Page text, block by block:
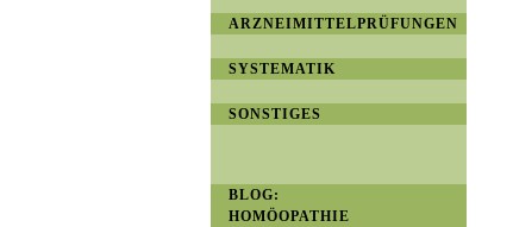
ARZNEIMITTELPRÜFUNGEN
SYSTEMATIK
SONSTIGES
BLOG:
HOMÖOPATHIE